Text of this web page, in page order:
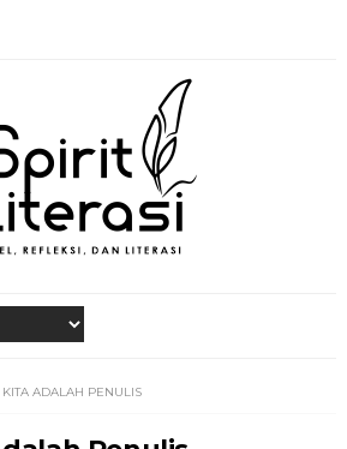
ADALAH PENULIS